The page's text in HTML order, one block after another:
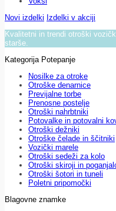
Novi izdelki Izdelki v akciji
Kvalitetni in trendi otroški
starše.
Kategorija Potepanje
Nosilke za otroke
Otroške denarnice
Previjalne torbe
Prenosne postelje
Otroški nahrbtniki
Potovalke in potovalni
Otroški dežniki
Otroške čelade in ščitniki
Vozički marele
Otroški sedeži za kolo
Otroški skiroji in
Otroški šotori in tuneli
Poletni pripomočki
Blagovne znamke